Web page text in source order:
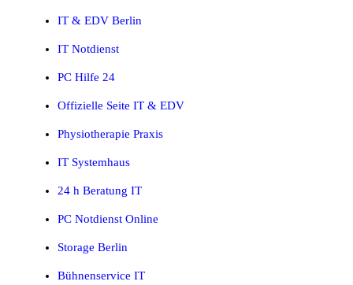
IT & EDV Berlin
IT Notdienst
PC Hilfe 24
Offizielle Seite IT & EDV
Physiotherapie Praxis
IT Systemhaus
24 h Beratung IT
PC Notdienst Online
Storage Berlin
Bühnenservice IT